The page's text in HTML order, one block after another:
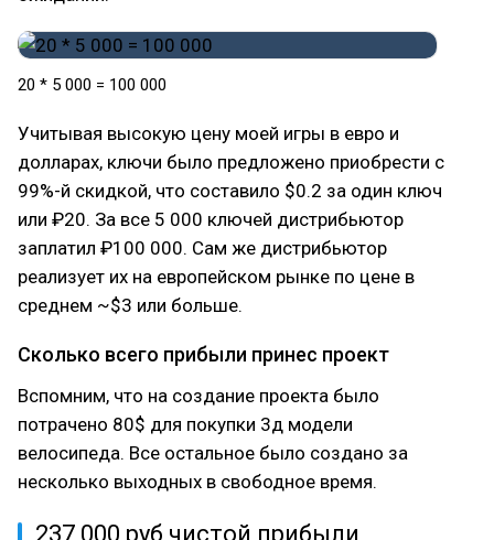
20 * 5 000 = 100 000
Учитывая высокую цену моей игры в евро и
долларах, ключи было предложено приобрести с
99%-й скидкой, что составило $0.2 за один ключ
или ₽20. За все 5 000 ключей дистрибьютор
заплатил ₽100 000. Сам же дистрибьютор
реализует их на европейском рынке по цене в
среднем ~$3 или больше.
Сколько всего прибыли принес проект
Вспомним, что на создание проекта было
потрачено 80$ для покупки 3д модели
велосипеда. Все остальное было создано за
несколько выходных в свободное время.
237 000 руб чистой прибыли